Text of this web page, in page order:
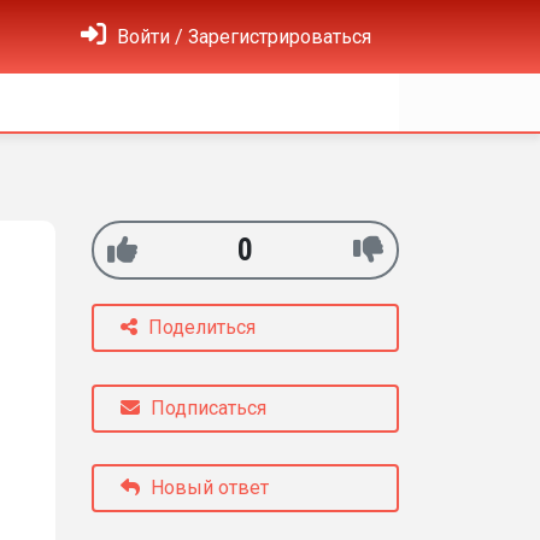
Войти / Зарегистрироваться
0
Поделиться
Подписаться
Новый ответ